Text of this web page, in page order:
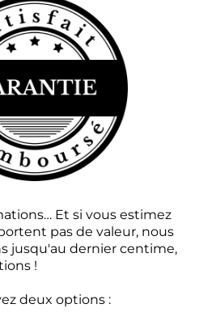
Et si vous estimez
pas de valeur, nous
jusqu'au dernier centime,
!
deux options :